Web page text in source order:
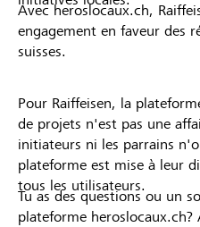
Avec heroslocaux.ch,
engagement en faveur des
suisses.
Pour Raiffeisen, la
de projets n'est pas une
initiateurs ni les parrains
plateforme est mise à leur
tous les utilisateurs.
Tu as des questions ou un
plateforme heroslocaux.ch?